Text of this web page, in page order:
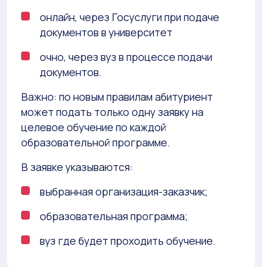
онлайн, через Госуслуги при подаче
документов в университет
очно, через вуз в процессе подачи
документов.
Важно: по новым правилам абитуриент
может подать только одну заявку на
целевое обучение по каждой
образовательной программе.
В заявке указываются:
выбранная организация-заказчик;
образовательная программа;
вуз где будет проходить обучение.